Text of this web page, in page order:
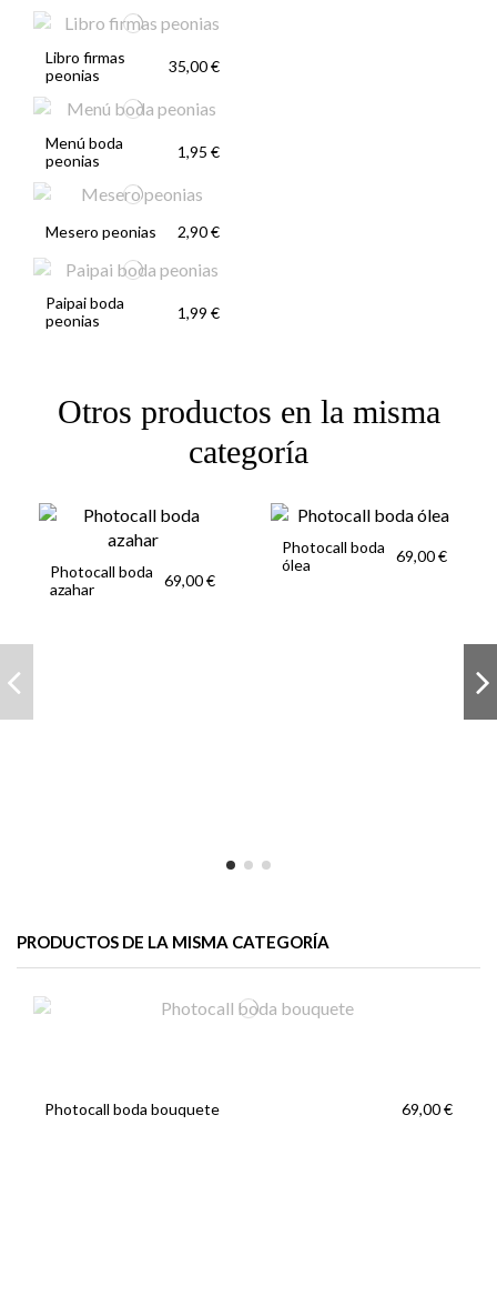
Libro firmas
peonias
35,00 €
Menú boda
peonias
1,95 €
Mesero peonias 2,90 €
Paipai boda
peonias
1,99 €
Otros productos en la misma
categoría
Photocall boda
azahar
69,00 €
Photocall boda
ólea
69,00 €
PRODUCTOS DE LA MISMA CATEGORÍA
Photocall boda bouquete 69,00 €